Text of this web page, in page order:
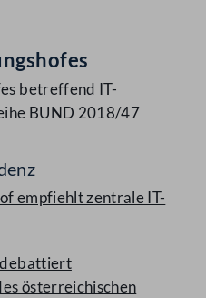
betreffend IT-
BUND 2018/47
empfiehlt zentrale IT-
österreichischen